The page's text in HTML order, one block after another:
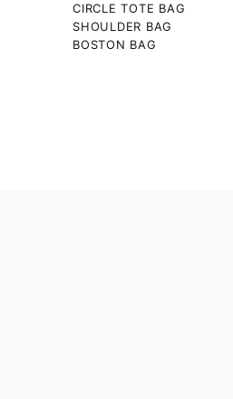
CIRCLE TOTE BAG
SHOULDER BAG
BOSTON BAG